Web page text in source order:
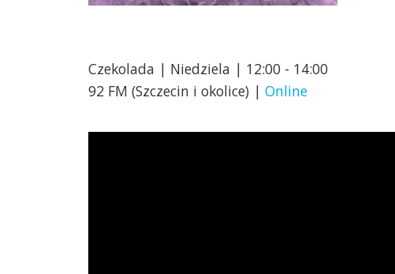
Czekolada | Niedziela | 12:00 - 14:00
92 FM (Szczecin i okolice) | Online